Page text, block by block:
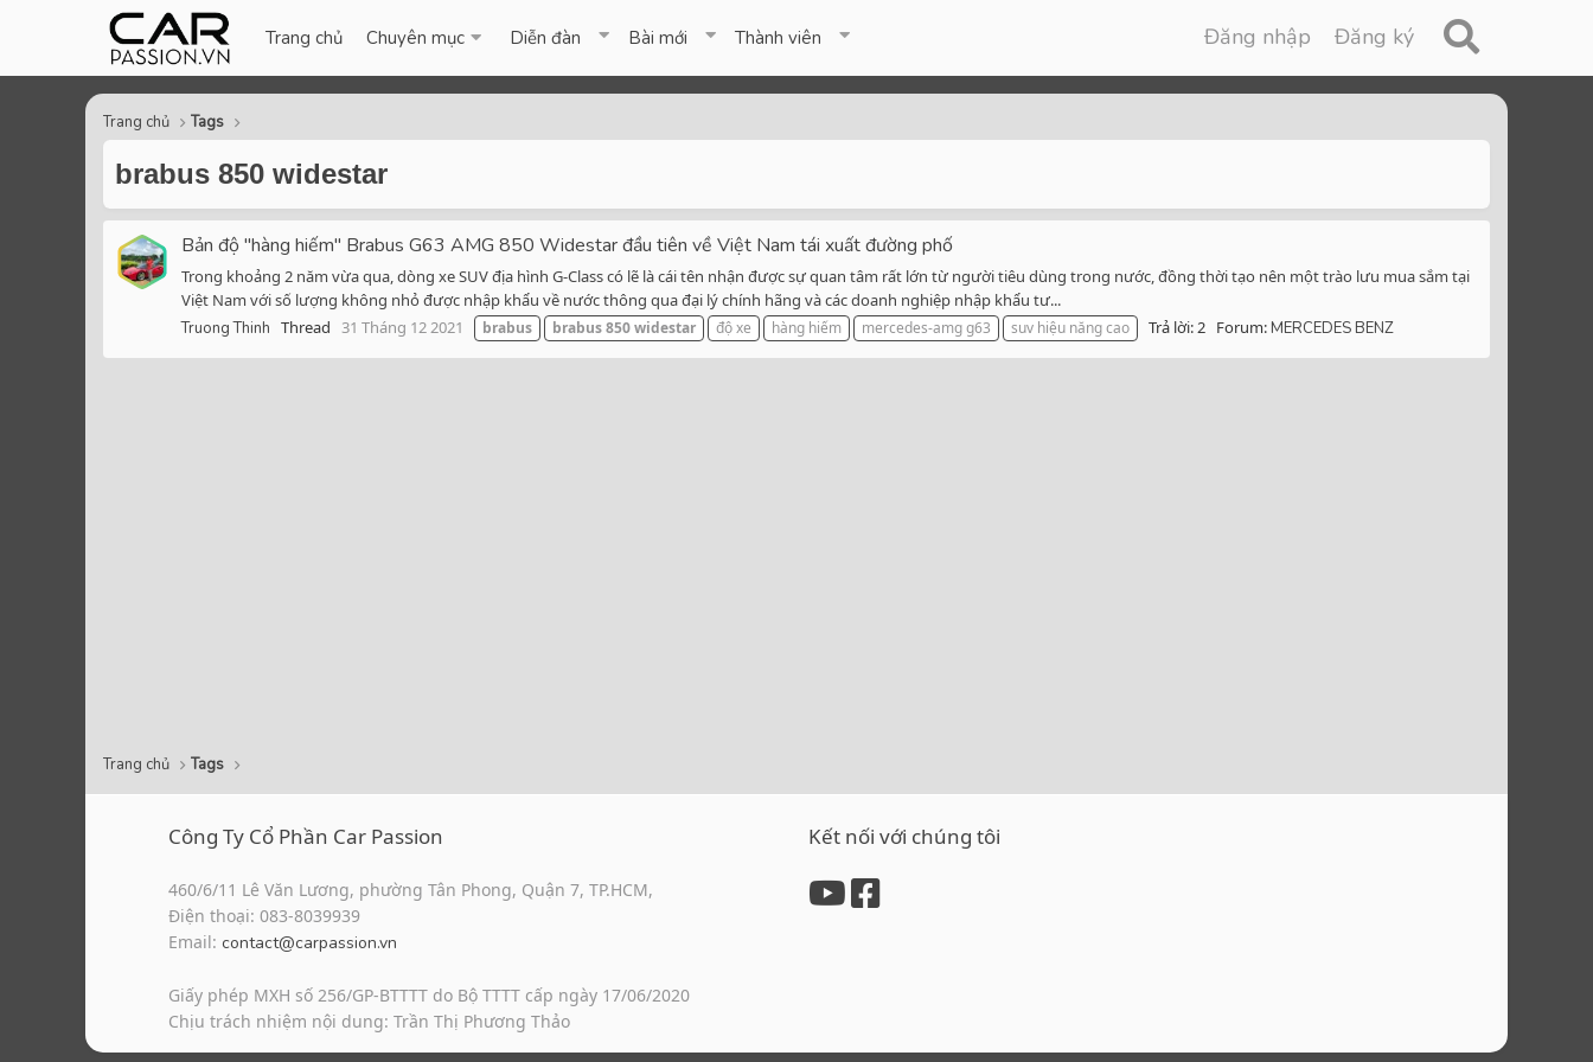
Trang chủ Chuyên mục Diễn đàn Bài mới Thành viên Đăng nhập Đăng ký
Trang chủ Tags
brabus 850 widestar
Bản độ "hàng hiếm" Brabus G63 AMG 850 Widestar đầu tiên về Việt Nam tái xuất đường phố
Trong khoảng 2 năm vừa qua, dòng xe SUV địa hình G-Class có lẽ là cái tên nhận được sự quan tâm rất lớn từ người tiêu dùng trong nước, đồng thời tạo nên một trào lưu mua sắm tại
Việt Nam với số lượng không nhỏ được nhập khẩu về nước thông qua đại lý chính hãng và các doanh nghiệp nhập khẩu tư...
Truong Thinh Thread 31 Tháng 12 2021 brabus brabus850widestar độ xe hàng hiếm mercedes-amg g63 suv hiệu năng cao Trả lời: 2 Forum:MERCEDES BENZ
Trang chủ Tags
Công Ty Cổ Phần Car Passion
460/6/11 Lê Văn Lương, phường Tân Phong, Quận 7, TP.HCM,
Điện thoại: 083-8039939
Email: contact@carpassion.vn
Giấy phép MXH số 256/GP-BTTTT do Bộ TTTT cấp ngày 17/06/2020
Chịu trách nhiệm nội dung: Trần Thị Phương Thảo
Kết nối với chúng tôi